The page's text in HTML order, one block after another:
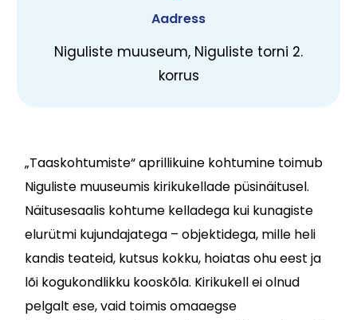
Aadress
Niguliste muuseum, Niguliste torni 2.
korrus
„Taaskohtumiste“ aprillikuine kohtumine toimub
Niguliste muuseumis kirikukellade püsinäitusel.
Näitusesaalis kohtume kelladega kui kunagiste
elurütmi kujundajatega – objektidega, mille heli
kandis teateid, kutsus kokku, hoiatas ohu eest ja
lõi kogukondlikku kooskõla. Kirikukell ei olnud
pelgalt ese, vaid toimis omaaegse